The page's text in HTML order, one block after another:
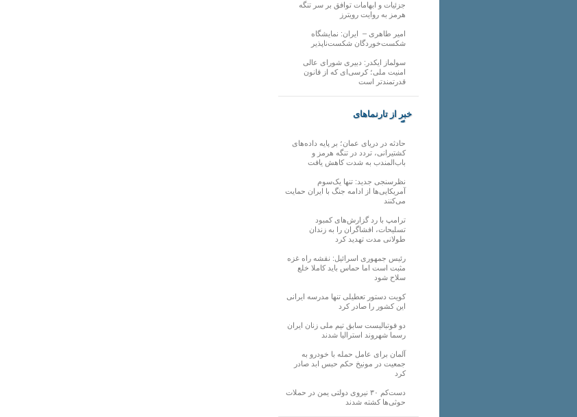
جزئیات و ابهامات توافق بر سر تنگه
هرمز به روایت رویترز
امیر طاهری – ایران: نمایشگاه
شکست‌خوردگان شکست‌ناپذیر
سولماز ایکدر: دبیری شورای عالی
امنیت ملی؛ کرسی‌ای که از قانون
قدرتمندتر است
خبر از تارنماهای
دیگر
حادثه در دریای عمان؛ بر پایه داده‌های
کشتیرانی، تردد در تنگه هرمز و
باب‌المندب به شدت کاهش یافت
نظرسنجی جدید: تنها یک‌سوم
آمریکایی‌ها از ادامه جنگ با ایران حمایت
می‌کنند
ترامپ با رد گزارش‌های کمبود
تسلیحات، افشاگران را به زندان
طولانی مدت تهدید کرد
رئیس‌ جمهوری اسرائیل: نقشه راه غزه
مثبت است اما حماس باید کاملا خلع
سلاح شود
کویت دستور تعطیلی تنها مدرسه ایرانی
این کشور را صادر کرد
دو فوتبالیست سابق تیم ملی زنان ایران
رسما شهروند استرالیا شدند
آلمان برای عامل حمله با خودرو به
جمعیت در مونیخ حکم حبس ابد صادر
کرد
دست‌کم ۳۰ نیروی دولتی یمن در حملات
حوثی‌ها کشته شدند